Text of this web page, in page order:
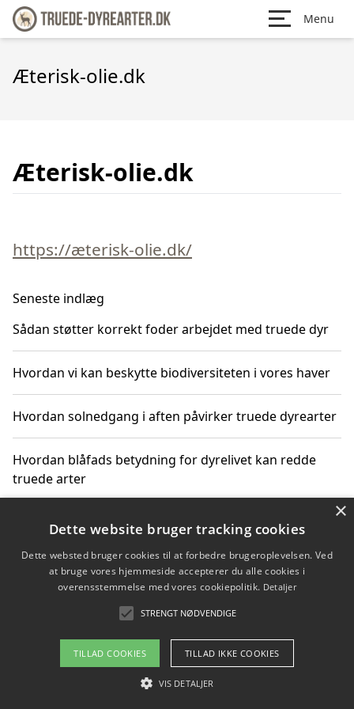
Menu
Æterisk-olie.dk
Æterisk-olie.dk
https://æterisk-olie.dk/
Seneste indlæg
Sådan støtter korrekt foder arbejdet med truede dyr
Hvordan vi kan beskytte biodiversiteten i vores haver
Hvordan solnedgang i aften påvirker truede dyrearter
Hvordan blåfads betydning for dyrelivet kan redde
truede arter
Hvordan kan gaver til unge voksne støtte bevarelsen
Copyright 2026 - Pilanto Aps
Om / kontakt
Blog Betingelser
×
Dette website bruger tracking cookies
Dette websted bruger cookies til at forbedre brugeroplevelsen. Ved
at bruge vores hjemmeside accepterer du alle cookies i
overensstemmelse med vores cookiepolitik. Detaljer
STRENGT NØDVENDIGE
TILLAD COOKIES TILLAD IKKE COOKIES
VIS DETALJER